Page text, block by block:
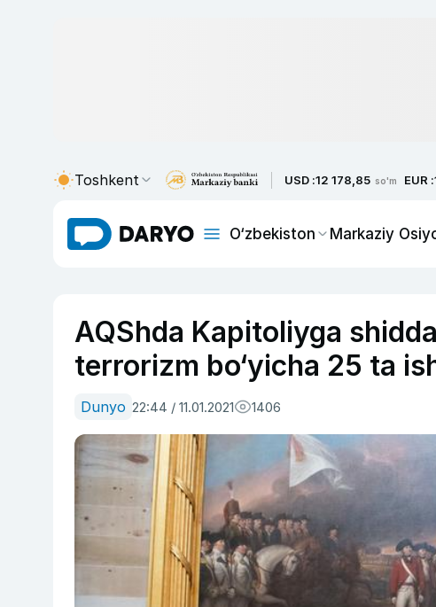
Toshkent USD :12 178,85 so'm EUR :
O‘zbekiston Markaziy
AQShda Kapitoliyga
terrorizm bo‘yicha 25 ta
Dunyo 22:44 / 11.01.2021 1406